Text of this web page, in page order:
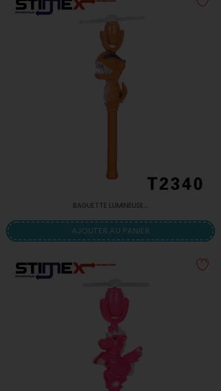
BAGUETTE LUMINEUSE...
AJOUTER AU PANIER